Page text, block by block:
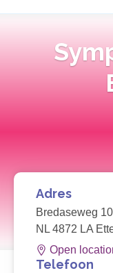
Adres
Bredaseweg
NL 4872 LA
Open
Telefoon